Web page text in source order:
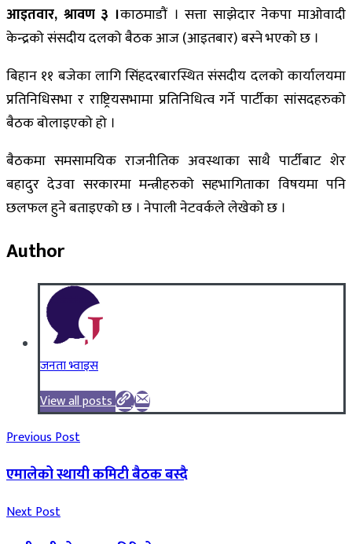
आइतवार, श्रावण ३ ।काठमाडौं । सत्ता साझेदार नेकपा माओवादी
केन्द्रको संसदीय दलको बैठक आज (आइतबार) बस्ने भएको छ ।
बिहान ११ बजेका लागि सिंहदरबारस्थित संसदीय दलको कार्यालयमा
प्रतिनिधिसभा र राष्ट्रियसभामा प्रतिनिधित्व गर्ने पार्टीका सांसदहरुको
बैठक बोलाइएको हो ।
बैठकमा समसामयिक राजनीतिक अवस्थाका साथै पार्टीबाट शेर
बहादुर देउवा सरकारमा मन्त्रीहरुको सहभागिताका विषयमा पनि
छलफल हुने बताइएको छ । नेपाली नेटवर्कले लेखेको छ ।
Author
जनता भ्वाइस
View all posts
Previous Post
एमालेको स्थायी कमिटी बैठक बस्दै
Next Post